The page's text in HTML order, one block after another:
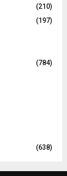
(210)
(197)
(784)
(638)